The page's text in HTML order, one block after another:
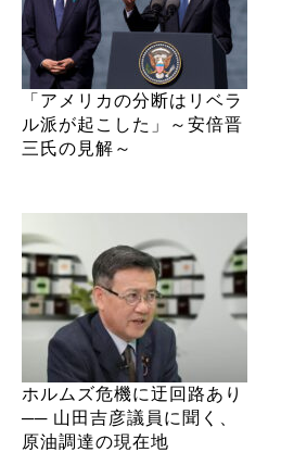
「アメリカの分断はリベラ
ル派が起こした」～安倍晋
三氏の見解～
ホルムズ危機に迂回路あり
── 山田吉彦議員に聞く、
原油調達の現在地